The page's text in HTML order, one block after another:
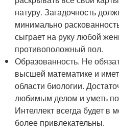
натуру. Загадочность
минимально
сыграет на руку любой
противоположный пол.
Образованность. Не
высшей математике и
области биологии.
любимым делом и уметь
Интеллект всегда будет
более привлекательны.